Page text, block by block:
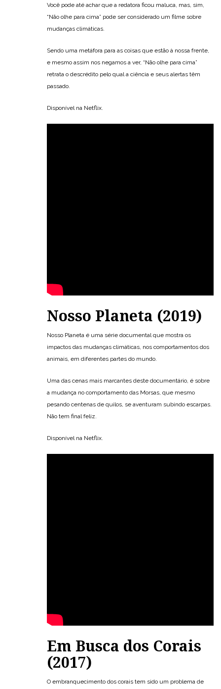
Você pode até achar que a redatora ficou maluca, mas, sim,
“Não olhe para cima” pode ser considerado um filme sobre
mudanças climáticas.
Sendo uma metáfora para as coisas que estão à nossa frente,
e mesmo assim nos negamos a ver, “Não olhe para cima”
retrata o descrédito pelo qual a ciência e seus alertas têm
passado.
Disponível na Netflix.
Nosso Planeta (2019)
Nosso Planeta é uma série documental que mostra os
impactos das mudanças climáticas, nos comportamentos dos
animais, em diferentes partes do mundo.
Uma das cenas mais marcantes deste documentário, é sobre
a mudança no comportamento das Morsas, que mesmo
pesando centenas de quilos, se aventuram subindo escarpas.
Não tem final feliz.
Disponível na Netflix.
Em Busca dos Corais
(2017)
O embranquecimento dos corais tem sido um problema de